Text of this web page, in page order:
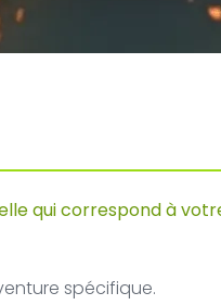
qui correspond à
spécifique.